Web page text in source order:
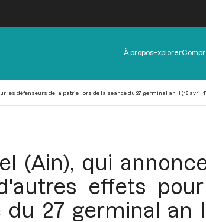
Menu
de
À proposExplorer
défenseurs de la patrie, lors de la séance du 27 germinal an II (16 avril
(Ain), qui
effets
27 germinal an